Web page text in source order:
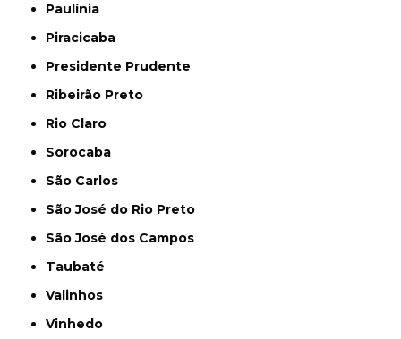
Paulínia
Piracicaba
Presidente Prudente
Ribeirão Preto
Rio Claro
Sorocaba
São Carlos
São José do Rio Preto
São José dos Campos
Taubaté
Valinhos
Vinhedo